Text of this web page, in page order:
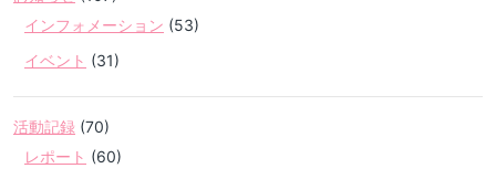
インフォメーション (53)
イベント (31)
活動記録 (70)
レポート (60)